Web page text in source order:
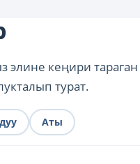
элине кеңири
турат.
Аты